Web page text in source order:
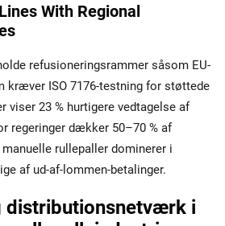
With Regional
refusioneringsrammer såsom EU-
kræver ISO 7176-testning for støttede
viser 23 % hurtigere vedtagelse af
regeringer dækker 50–70 % af
rullepaller dominerer i
af ud-af-lommen-betalinger.
i